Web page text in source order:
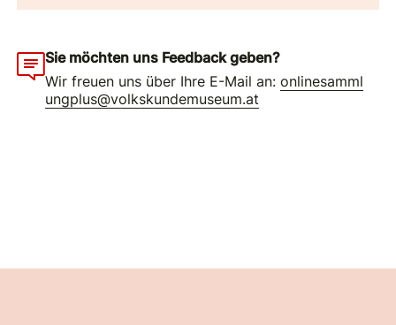
Sie möchten uns Feedback geben?
Wir freuen uns über Ihre E-Mail an:onlinesamml
ungplus@volkskundemuseum.at